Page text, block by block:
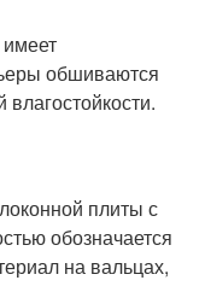
обшиваются
плиты с
обозначается
на вальцах,